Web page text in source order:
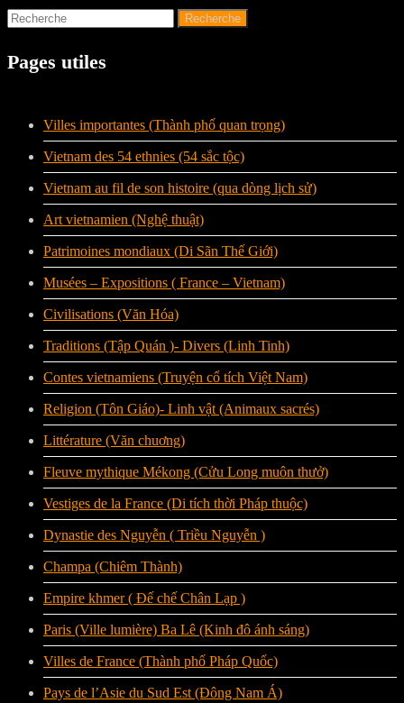
Pages utiles
Villes importantes (Thành phố quan trọng)
Vietnam des 54 ethnies (54 sắc tộc)
Vietnam au fil de son histoire (qua dòng lịch sử)
Art vietnamien (Nghệ thuật)
Patrimoines mondiaux (Di Sãn Thế Giới)
Musées – Expositions ( France – Vietnam)
Civilisations (Văn Hóa)
Traditions (Tập Quán )- Divers (Linh Tinh)
Contes vietnamiens (Truyện cổ tích Việt Nam)
Religion (Tôn Giáo)- Linh vật (Animaux sacrés)
Littérature (Văn chuơng)
Fleuve mythique Mékong (Cửu Long muôn thưở)
Vestiges de la France (Di tích thời Pháp thuộc)
Dynastie des Nguyễn ( Triều Nguyễn )
Champa (Chiêm Thành)
Empire khmer ( Đế chế Chân Lạp )
Paris (Ville lumière) Ba Lê (Kinh đô ánh sáng)
Villes de France (Thành phố Pháp Quốc)
Pays de l’Asie du Sud Est (Đông Nam Á)